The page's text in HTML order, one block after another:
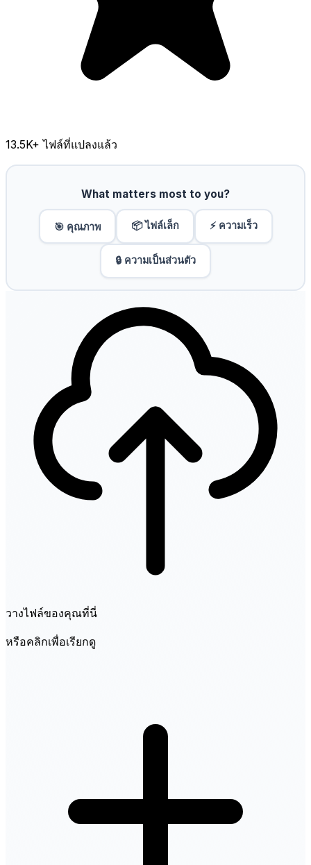
13.5K+ ไฟล์ที่แปลงแล้ว
What matters most to you?
🎯 คุณภาพ 📦 ไฟล์เล็ก ⚡ ความเร็ว
🔒 ความเป็นส่วนตัว
วางไฟล์ของคุณที่นี่
หรือคลิกเพื่อเรียกดู